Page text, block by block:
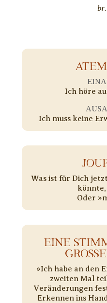
Ich höre
Ich muss keine
Was ist für Dich
könnte,
Oder
EINE
»Ich habe an den
zweiten Mal
Veränderungen
Erkennen ins